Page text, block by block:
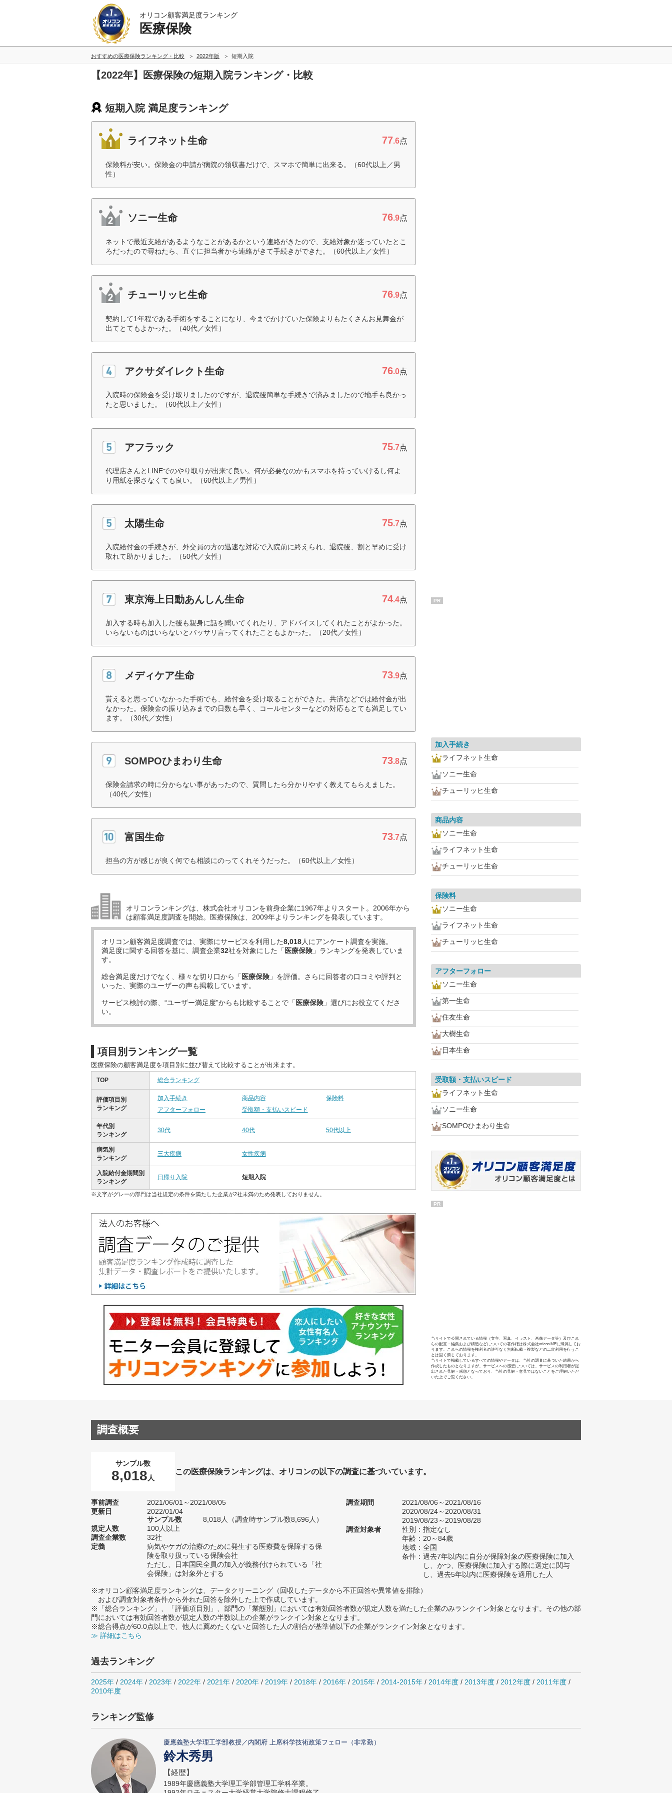
オリコン顧客満足度ランキング
医療保険
おすすめの医療保険ランキング・比較 2022年版 短期入院
【2022年】医療保険の短期入院ランキング・比較
短期入院 満足度ランキング
ライフネット生命 77.6点
保険料が安い。保険金の申請が病院の領収書だけで、スマホで簡単に出来る。（60代以上／男
性）
ソニー生命 76.9点
ネットで最近支給があるようなことがあるかという連絡がきたので、支給対象か迷っていたとこ
ろだったので尋ねたら、直ぐに担当者から連絡がきて手続きができた。（60代以上／女性）
チューリッヒ生命 76.9点
契約して1年程である手術をすることになり、今までかけていた保険よりもたくさんお見舞金が
出てとてもよかった。（40代／女性）
アクサダイレクト生命 76.0点
入院時の保険金を受け取りましたのですが、退院後簡単な手続きで済みましたので地手も良かっ
たと思いました。（60代以上／女性）
アフラック 75.7点
代理店さんとLINEでのやり取りが出来て良い。何が必要なのかもスマホを持っていけるし何よ
り用紙を探さなくても良い。（60代以上／男性）
太陽生命 75.7点
入院給付金の手続きが、外交員の方の迅速な対応で入院前に終えられ、退院後、割と早めに受け
取れて助かりました。（50代／女性）
東京海上日動あんしん生命 74.4点
加入する時も加入した後も親身に話を聞いてくれたり、アドバイスしてくれたことがよかった。
いらないものはいらないとバッサリ言ってくれたこともよかった。（20代／女性）
メディケア生命 73.9点
貰えると思っていなかった手術でも、給付金を受け取ることができた。共済などでは給付金が出
なかった。保険金の振り込みまでの日数も早く、コールセンターなどの対応もとても満足してい
ます。（30代／女性）
SOMPOひまわり生命 73.8点
保険金請求の時に分からない事があったので、質問したら分かりやすく教えてもらえました。
（40代／女性）
富国生命 73.7点
担当の方が感じが良く何でも相談にのってくれそうだった。（60代以上／女性）
オリコンランキングは、株式会社オリコンを前身企業に1967年よりスタート。2006年から
は顧客満足度調査を開始。医療保険は、2009年よりランキングを発表しています。
オリコン顧客満足度調査では、実際にサービスを利用した8,018人にアンケート調査を実施。
満足度に関する回答を基に、調査企業32社を対象にした「 医療保険 」ランキングを発表していま
す。
総合満足度だけでなく、様々な切り口から「 医療保険 」を評価。さらに回答者の口コミや評判と
いった、実際のユーザーの声も掲載しています。
サービス検討の際、“ユーザー満足度”からも比較することで「 医療保険 」選びにお役立てくださ
い。
項目別ランキング一覧
医療保険の顧客満足度を項目別に並び替えて比較することが出来ます。
TOP 総合ランキング
評価項目別
ランキング
加入手続き 商品内容
保険料
アフターフォロー
受取額・支払いスピード
年代別
ランキング
30代 40代 50代以上
病気別
ランキング
三大疾病 女性疾病
入院給付金期間別
ランキング
日帰り入院 短期入院
※文字がグレーの部門は当社規定の条件を満たした企業が2社未満のため発表しておりません。
PR
加入手続き
ライフネット生命
ソニー生命
チューリッヒ生命
商品内容
ソニー生命
ライフネット生命
チューリッヒ生命
保険料
ソニー生命
ライフネット生命
チューリッヒ生命
アフターフォロー
ソニー生命
第一生命
住友生命
大樹生命
日本生命
受取額・支払いスピード
ライフネット生命
ソニー生命
SOMPOひまわり生命
PR
当サイトで公開されている情報（文字、写真、イラスト、画像データ等）及びこれ
らの配置・編集および構造などについての著作権は株式会社oricon MEに帰属してお
ります。これらの情報を権利者の許可なく無断転載・複製などの二次利用を行うこ
とは固く禁じております。
当サイトで掲載しているすべての情報やデータは、当社の調査に基づいた結果から
作成したものとなりますが、サービスへの感想については、サービスの利用者が提
出された見解・感想となっており、当社の見解・意見ではないことをご理解いただ
いた上でご覧ください。
調査概要
サンプル数
8,018 人
この医療保険ランキングは、オリコンの以下の調査に基づいています。
事前調査
2021/06/01～2021/08/05
更新日
2022/01/04
サンプル数
8,018人（調査時サンプル数8,696人）
規定人数
100人以上
調査企業数
32社
定義
病気やケガの治療のために発生する医療費を保障する保
険を取り扱っている保険会社
ただし、日本国民全員の加入が義務付けられている「社
会保険」は対象外とする
調査期間
2021/08/06～2021/08/16
2020/08/24～2020/08/31
2019/08/23～2019/08/28
調査対象者
性別：指定なし
年齢：20～84歳
地域：全国
条件：過去7年以内に自分が保障対象の医療保険に加入
し、かつ、医療保険に加入する際に選定に関与
し、過去5年以内に医療保険を適用した人
※オリコン顧客満足度ランキングは、データクリーニング（回収したデータから不正回答や異常値を排除）
および調査対象者条件から外れた回答を除外した上で作成しています。
※「総合ランキング」、「評価項目別」、部門の「業態別」においては有効回答者数が規定人数を満たした企業のみランクイン対象となります。その他の部
門においては有効回答者数が規定人数の半数以上の企業がランクイン対象となります。
※総合得点が60.0点以上で、他人に薦めたくないと回答した人の割合が基準値以下の企業がランクイン対象となります。
≫ 詳細はこちら
過去ランキング
2025年 / 2024年 / 2023年 / 2022年 / 2021年 / 2020年 / 2019年 / 2018年 / 2016年 / 2015年 / 2014-2015年 / 2014年度 / 2013年度 / 2012年度 / 2011年度 /
2010年度
ランキング監修
慶應義塾大学理工学部教授／内閣府 上席科学技術政策フェロー（非常勤）
鈴木秀男
【経歴】
1989年慶應義塾大学理工学部管理工学科卒業。